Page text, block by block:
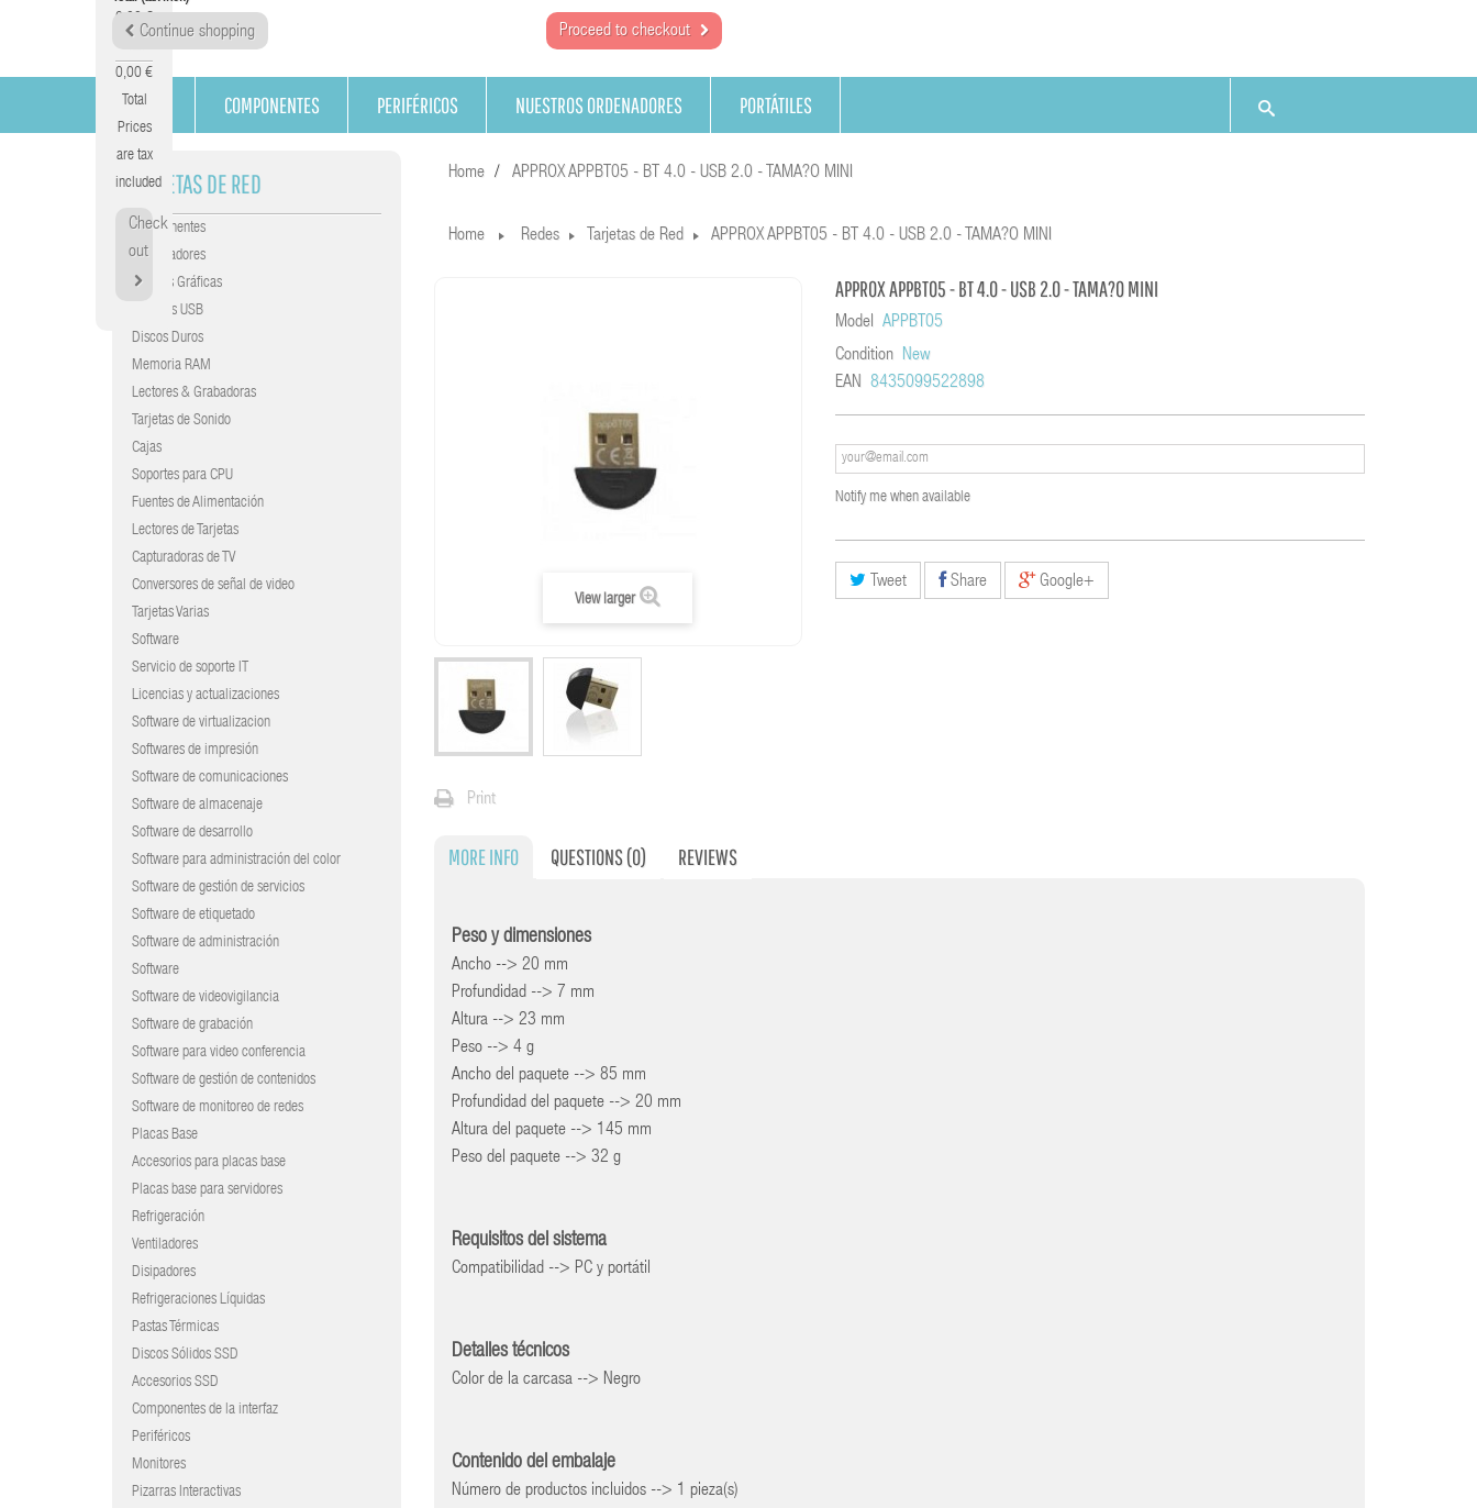
0,00 €
0,00 €
Total
Prices
are tax
included
Check
out
Continue shopping Proceed to checkout
COMPONENTES PERIFÉRICOS NUESTROS ORDENADORES PORTÁTILES
TARJETAS DE RED
Componentes
Procesadores
Tarjetas Gráficas
Gráficas USB
Discos Duros
Memoria RAM
Lectores & Grabadoras
Tarjetas de Sonido
Cajas
Soportes para CPU
Fuentes de Alimentación
Lectores de Tarjetas
Capturadoras de TV
Conversores de señal de video
Tarjetas Varias
Software
Servicio de soporte IT
Licencias y actualizaciones
Software de virtualizacion
Softwares de impresión
Software de comunicaciones
Software de almacenaje
Software de desarrollo
Software para administración del color
Software de gestión de servicios
Software de etiquetado
Software de administración
Software
Software de videovigilancia
Software de grabación
Software para video conferencia
Software de gestión de contenidos
Software de monitoreo de redes
Placas Base
Accesorios para placas base
Placas base para servidores
Refrigeración
Ventiladores
Disipadores
Refrigeraciones Líquidas
Pastas Térmicas
Discos Sólidos SSD
Accesorios SSD
Componentes de la interfaz
Periféricos
Monitores
Pizarras Interactivas
Home APPROX APPBT05 - BT 4.0 - USB 2.0 - TAMA?O MINI
Home Redes Tarjetas de Red APPROX APPBT05 - BT 4.0 - USB 2.0 - TAMA?O MINI
View larger
Print
APPROX APPBT05 - BT 4.0 - USB 2.0 - TAMA?O MINI
Model APPBT05
Condition New
EAN 8435099522898
Notify me when available
Tweet Share Google+
MORE INFO QUESTIONS(0) REVIEWS
Peso y dimensiones
Ancho --> 20 mm
Profundidad --> 7 mm
Altura --> 23 mm
Peso --> 4 g
Ancho del paquete --> 85 mm
Profundidad del paquete --> 20 mm
Altura del paquete --> 145 mm
Peso del paquete --> 32 g
Requisitos del sistema
Compatibilidad --> PC y portátil
Detalles técnicos
Color de la carcasa --> Negro
Contenido del embalaje
Número de productos incluidos --> 1 pieza(s)